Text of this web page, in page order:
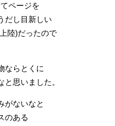
ページを
だし目新しい
陸)だったので
ならとくに
思いました。
がないなと
のある